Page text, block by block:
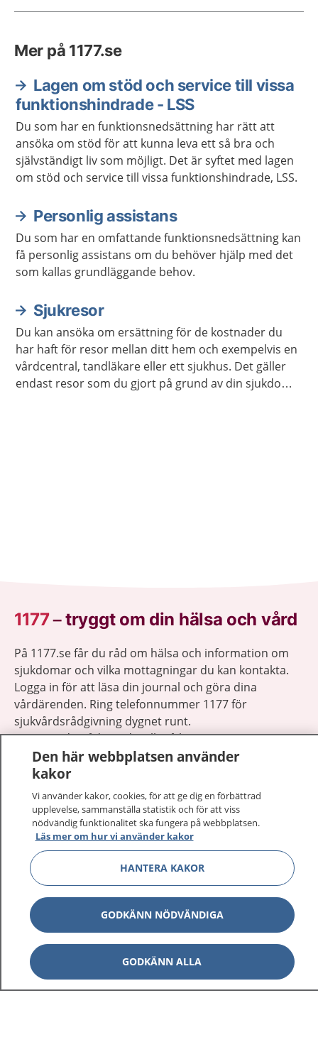
Mer på 1177.se
Lagen om stöd och service till vissa
funktionshindrade - LSS
Du som har en funktionsnedsättning har rätt att
ansöka om stöd för att kunna leva ett så bra och
självständigt liv som möjligt. Det är syftet med lagen
om stöd och service till vissa funktionshindrade, LSS.
Personlig assistans
Du som har en omfattande funktionsnedsättning kan
få personlig assistans om du behöver hjälp med det
som kallas grundläggande behov.
Sjukresor
Du kan ansöka om ersättning för de kostnader du
har haft för resor mellan ditt hem och exempelvis en
vårdcentral, tandläkare eller ett sjukhus. Det gäller
endast resor som du gjort på grund av din sjukdom
1177–tryggt om din hälsa och vård
På 1177.se får du råd om hälsa och information om
sjukdomar och vilka mottagningar du kan kontakta.
Logga in för att läsa din journal och göra dina
vårdärenden. Ring telefonnummer 1177 för
sjukvårdsrådgivning dygnet runt.
1177 ger dig råd när du vill må bättre.
1177 på flera språk
Om 1177 Visa
Kontakt Visa
Behandling av personuppgifter
Den här webbplatsen använder
kakor
Vi använder kakor, cookies, för att ge dig en förbättrad
upplevelse, sammanställa statistik och för att viss
nödvändig funktionalitet ska fungera på webbplatsen.
Läs mer om hur vi använder kakor
HANTERA KAKOR
GODKÄNN NÖDVÄNDIGA
GODKÄNN ALLA